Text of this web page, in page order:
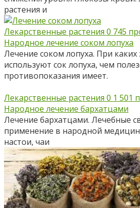
растения и
Лекарственные растения 0 745
Народное лечение соком лопуха
Лечение соком лопуха. При каких
используют сок лопуха, чем
противопоказания имеет.
Лекарственные растения 0 1 501
Народное лечение бархатцами
Лечение бархатцами. Лечебные
применение в народной
настои, чаи